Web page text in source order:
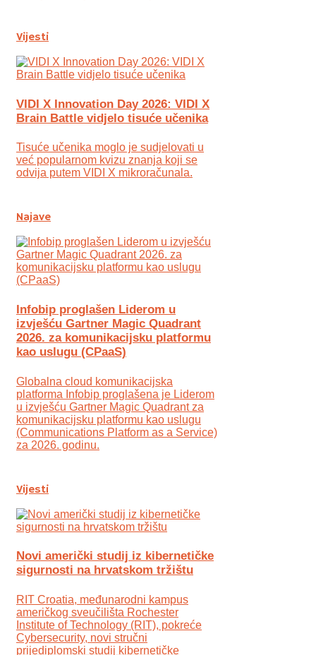
Vijesti
VIDI X Innovation Day 2026: VIDI X
Brain Battle vidjelo tisuće učenika
Tisuće učenika moglo je sudjelovati u
već popularnom kvizu znanja koji se
odvija putem VIDI X mikroračunala.
Najave
Infobip proglašen Liderom u
izvješću Gartner Magic Quadrant
2026. za komunikacijsku platformu
kao uslugu (CPaaS)
Globalna cloud komunikacijska
platforma Infobip proglašena je Liderom
u izvješću Gartner Magic Quadrant za
komunikacijsku platformu kao uslugu
(Communications Platform as a Service)
za 2026. godinu.
Vijesti
Novi američki studij iz kibernetičke
sigurnosti na hrvatskom tržištu
RIT Croatia, međunarodni kampus
američkog sveučilišta Rochester
Institute of Technology (RIT), pokreće
Cybersecurity, novi stručni
prijediplomski studij kibernetičke